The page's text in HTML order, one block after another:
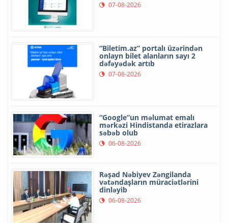
07-08-2026
“Biletim.az” portalı üzərindən
onlayn bilet alanların sayı 2
dəfəyədək artıb
07-08-2026
“Google”un məlumat emalı
mərkəzi Hindistanda etirazlara
səbəb olub
06-08-2026
Rəşad Nəbiyev Zəngilanda
vətəndaşların müraciətlərini
dinləyib
06-08-2026